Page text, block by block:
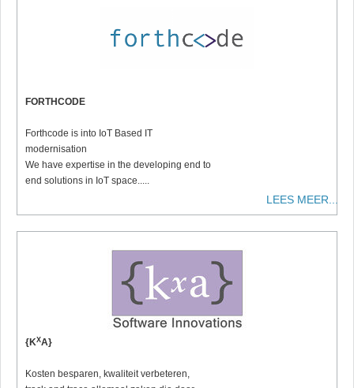
FORTHCODE
Forthcode is into IoT Based IT
modernisation
We have expertise in the developing end to
end solutions in IoT space.....
LEES MEER...
{KXA}
Kosten besparen, kwaliteit verbeteren,